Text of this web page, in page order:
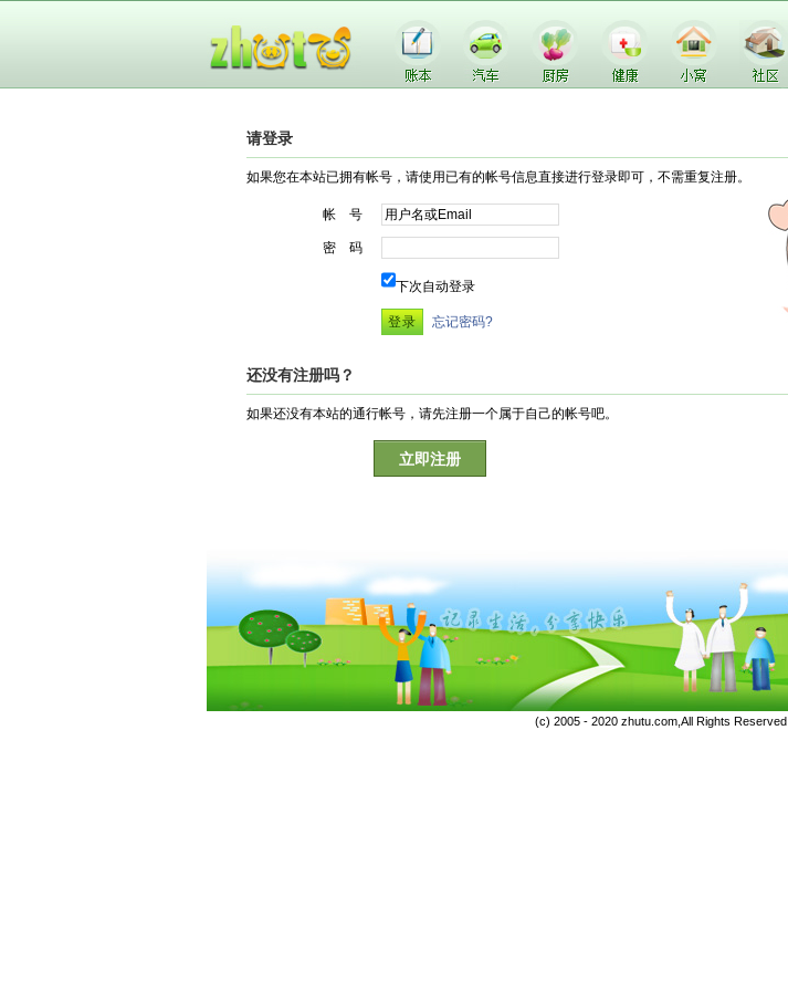
请登录
如果您在本站已拥有帐号，请使用已有的帐号信息直接进行登录即可，不需重复注册。
帐 号
密 码
下次自动登录
忘记密码?
还没有注册吗？
如果还没有本站的通行帐号，请先注册一个属于自己的帐号吧。
立即注册
(c) 2005 - 2020 zhutu.com,All Rights Reserved